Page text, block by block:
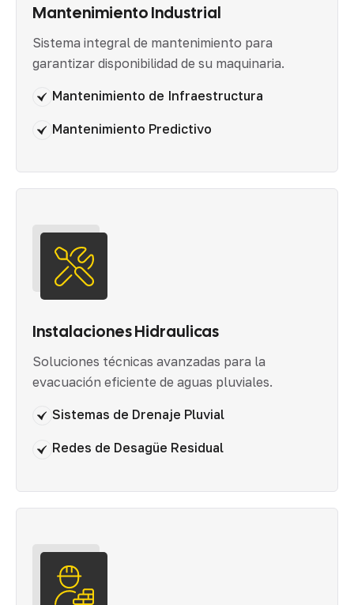
Mantenimiento Industrial
Sistema integral de mantenimiento para
garantizar disponibilidad de su maquinaria.
Mantenimiento de Infraestructura
Mantenimiento Predictivo
Instalaciones Hidraulicas
Soluciones técnicas avanzadas para la
evacuación eficiente de aguas pluviales.
Sistemas de Drenaje Pluvial
Redes de Desagüe Residual